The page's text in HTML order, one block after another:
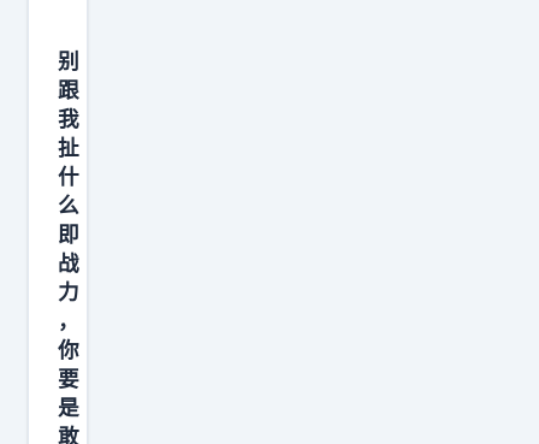
双
方
还
在
谈
细
节
，
目
前
仍
处
上
赛
季
在
希
腊
P
A
O
K
俱
乐
会
往
上
抬
，
姚
明
那
笔
每
月
能
易
，
辽
宁
男
篮
方
面
出
用
王
别
跟
我
扯
什
么
即
战
力
，
你
要
是
敢